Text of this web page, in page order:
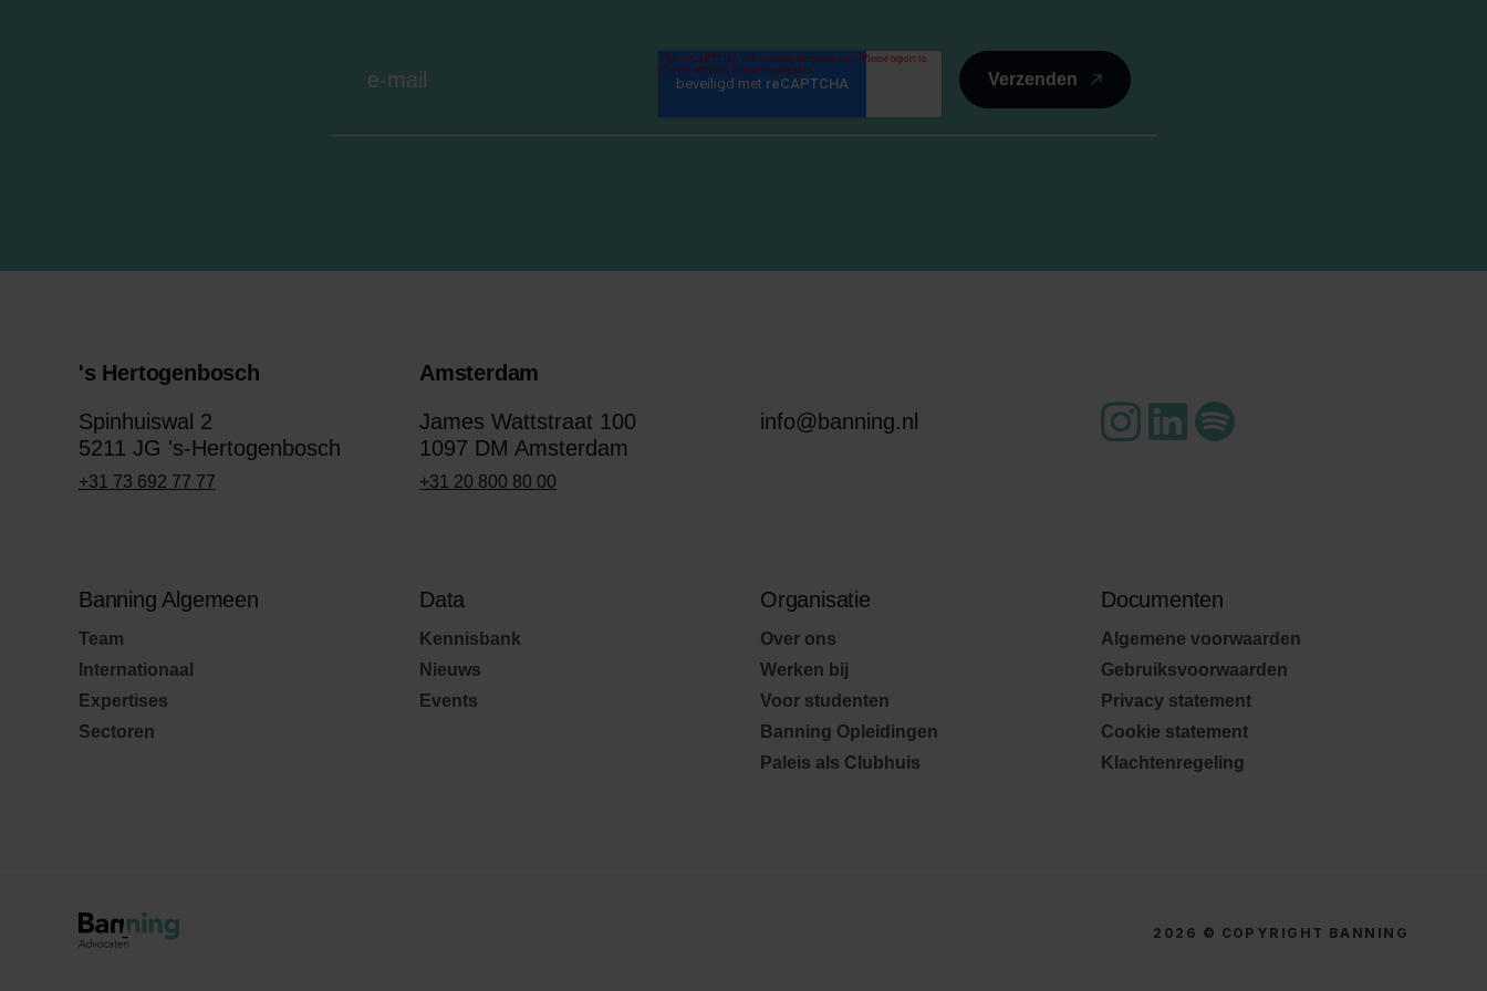
's Hertogenbosch
Spinhuiswal 2
5211 JG 's-Hertogenbosch
+31 73 692 77 77
Amsterdam
James Wattstraat 100
1097 DM Amsterdam
+31 20 800 80 00
info@banning.nl
Banning Algemeen
Team
Internationaal
Expertises
Sectoren
Data
Kennisbank
Nieuws
Events
Organisatie
Over ons
Werken bij
Voor studenten
Banning Opleidingen
Paleis als Clubhuis
Documenten
Algemene voorwaarden
Gebruiksvoorwaarden
Privacy statement
Cookie statement
Klachtenregeling
2026 © COPYRIGHT BANNING